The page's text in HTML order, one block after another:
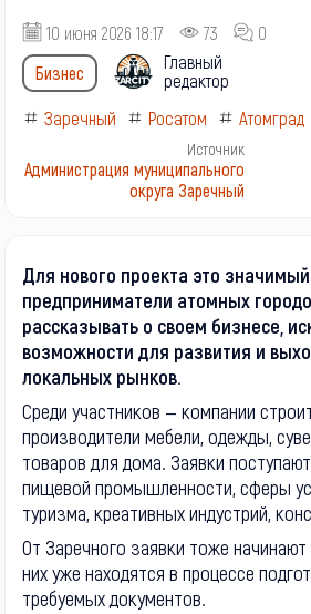
10 июня 2026 18:17 73
0
Бизнес
Главный
редактор
Заречный
Росатом Атомград
Источник
Администрация муниципального
округа Заречный
Для нового проекта это
предприниматели атомных
рассказывать о своем бизнесе,
возможности для развития и
локальных рынков.
Среди участников — компании
производители мебели, одежды,
товаров для дома. Заявки
пищевой промышленности, сферы
туризма, креативных индустрий,
От Заречного заявки тоже начинают
них уже находятся в процессе
требуемых документов.